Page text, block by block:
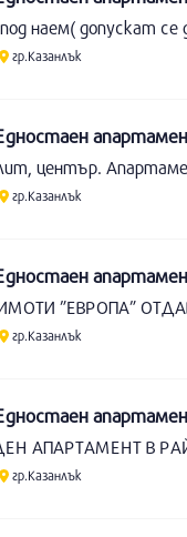
гр.Казанлък
гр.Казанлък
”ЕВРОПА”
гр.Казанлък
гр.Казанлък